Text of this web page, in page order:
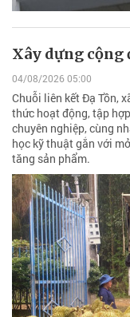
Xây dựng cộng
04/08/2026 05:00
Chuỗi liên kết Đạ Tồn,
thức hoạt động, tập
chuyên nghiệp, cùng
học kỹ thuật gắn với
tăng sản phẩm.